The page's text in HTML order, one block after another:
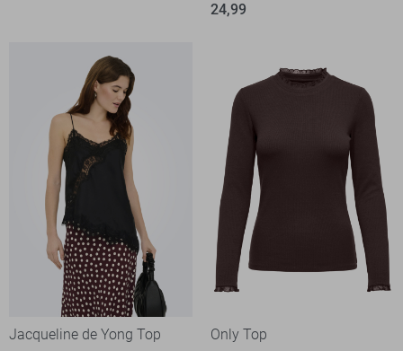
24,99
Jacqueline de Yong Top
Only Top